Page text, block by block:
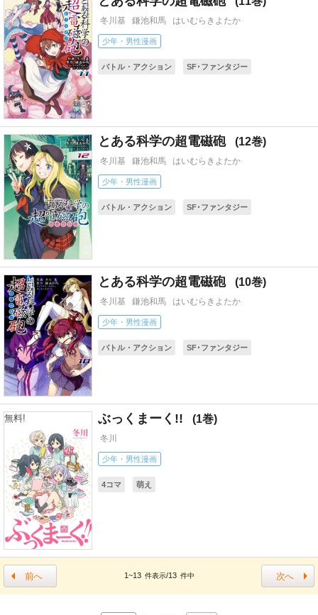
冬川基 鎌池和馬 はいむらきよたか
少年・男性漫画
バトル・アクション
SF･ファンタジー
とある科学の超電磁砲 12
冬川基 鎌池和馬 はいむらきよたか
少年・男性漫画
バトル・アクション
SF･ファンタジー
とある科学の超電磁砲 10
冬川基 鎌池和馬 はいむらきよたか
少年・男性漫画
バトル・アクション
SF･ファンタジー
無料! ぶっくまーく!! 1
冬川
少年・男性漫画
4コマ 萌え
前へ 1~13 件表示/13 件中 次へ